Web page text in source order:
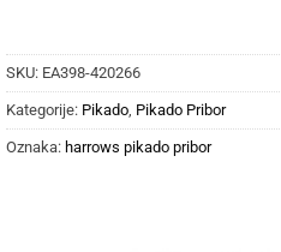
SKU: EA398-420266
Kategorije: Pikado Pikado Pribor
Oznaka: harrows pikado pribor